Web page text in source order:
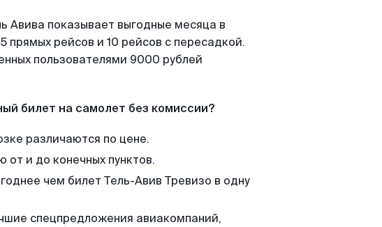
Авива показывает выгодные месяца в
рейсов и 10 рейсов с пересадкой.
пользователями 9000 рублей
билет на самолет без комиссии?
различаются по цене.
и до конечных пунктов.
чем билет Тель-Авив Тревизо в одну
спецпредложения авиакомпаний,